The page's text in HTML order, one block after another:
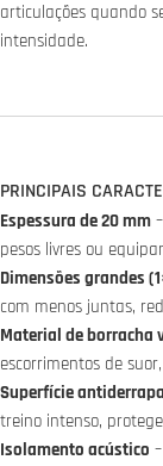
articulações quando
intensidade.
PRINCIPAIS
Espessura de 20 mm
pesos livres ou
Dimensões grandes
com menos juntas,
Material de borracha
escorrimentos de
Superfície
treino intenso,
Isolamento acústico